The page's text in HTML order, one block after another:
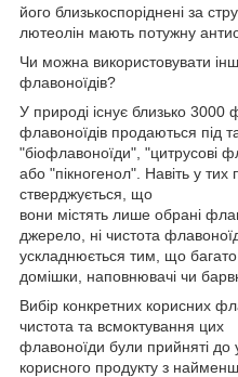
його близькоспоріднені за
лютеолін мають потужну
Чи можна використовувати
флавоноїдів?
У природі існує близько 3000
флавоноїдів продаються під
"біофлавоноїди", "цитрусові
або "пікногенол". Навіть у тих
стверджується, що
вони містять лише обрані
джерело, ні чистота
ускладнюється тим, що
домішки, наповнювачі чи
Вибір конкретних корисних
чистота та всмоктування цих
флавоноїди були прийняті до
корисного продукту з